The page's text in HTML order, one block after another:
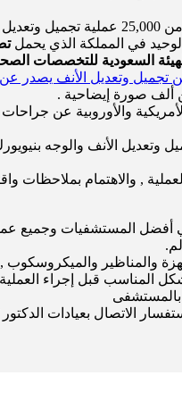
أنف.
في المملكة الذي يحمل
السعودية للتخصصات
وتعديل الأنف يصدر عن
صورة إيضاحية .
والأوروبية عن جراحات
الأنف والوجه
, والاهتمام بملاحظات
أفضل المستشفيات وجميع
والمناظير والميكروسكوب
المناسب قبل إجراء
الاتصال بعيادات